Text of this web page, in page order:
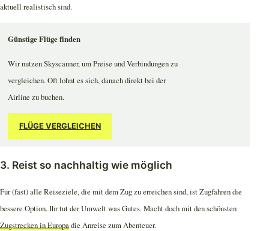
aktuell realistisch sind.
Günstige Flüge finden
Wir nutzen Skyscanner, um Preise und Verbindungen zu
vergleichen. Oft lohnt es sich, danach direkt bei der
Airline zu buchen.
FLÜGE VERGLEICHEN
3. Reist so nachhaltig wie möglich
Für (fast) alle Reiseziele, die mit dem Zug zu erreichen sind, ist Zugfahren die
bessere Option. Ihr tut der Umwelt was Gutes. Macht doch mit den schönsten
Zugstrecken in Europadie Anreise zum Abenteuer.